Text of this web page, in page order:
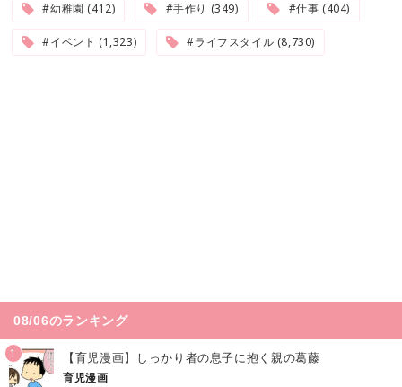
#幼稚園 (412) #手作り (349) #仕事 (404)
#イベント (1,323) #ライフスタイル (8,730)
08/06のランキング
1 【育児漫画】しっかり者の息子に抱く親の葛藤
育児漫画